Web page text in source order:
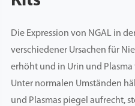
Die Expression von NGAL in
verschiedener Ursachen für
erhöht und in Urin und Plasma
Unter normalen Umständen
und Plasmas piegel aufrecht,